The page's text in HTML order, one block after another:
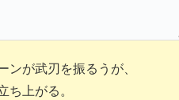
ンが武刃を振るうが、
ち上がる。